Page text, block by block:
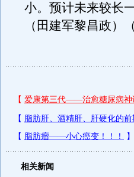
小。预计未来较长
（田建军黎昌政）
相关新闻